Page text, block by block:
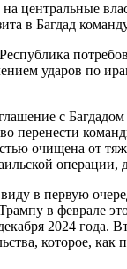
центральные
в Багдад
ударов по
с
перенести
очищена от
в первую
в феврале
2024
которое,